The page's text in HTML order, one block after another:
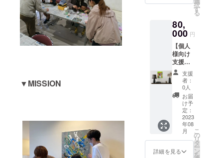
▼MISSION
字（漢
ルファ
ベッ
ト）が
記載さ
れない
場合が
ありま
ん。※支
載する
お名前
は、支
援時に
ご登録
いただ
く宛名
となり
ます。※
印字の
関係
上、ご
支援時
に記入
いただ
りの文
応いた
で、何
卒ご了
承くだ
さい。
※本プロ
ジェク
トへの
ご支援
は、寄
附控除
の対象
にはな
りませ
ん。※詳
概要末
謝状
（PDF
送付）
●展示会
冊子
「GMO
DE
vol.HA
project
」12
ペー
ジ A5
サイズ
かかり
いただ
けま
記の特
典も付
属いた
しま
す。 ●
希望者
には作
者から
の作品
解説
（ZOO
M） ※依
頼いた
だきま
いたし
ます。
お店の
インテ
リア用
や肖像
画な
ど、お
気軽に
お申し
付けく
ださ
い。 下
記の特
典も付
属いた
しま
択
す
る
80,
000 円
【個人
様向け
支援
コース
B】F6
号絵画
作品
(410×3
18mm)
F6号サ
イズの
絵画作
品1点を
ご依頼
支援
者：
0人
お届
け予
定：
2023
年08
月
詳細を見る
こ
の
リ
タ
ー
ン
を